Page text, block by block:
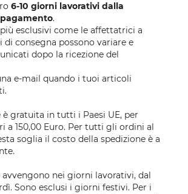
6-10 giorni lavorativi dalla
.
esclusivi come le affettatrici a
di consegna possono variare e
dopo la ricezione del
e-mail quando i tuoi articoli
è gratuita in tutti i Paesi UE, per
a 150,00 Euro. Per tutti gli ordini al
soglia il costo della spedizione è a
avvengono nei giorni lavorativi, dal
Sono esclusi i giorni festivi. Per i